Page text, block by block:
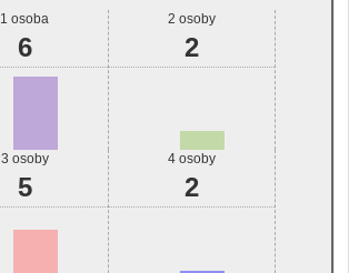
1 osoba
6
2 osoby
2
3 osoby
5
4 osoby
2